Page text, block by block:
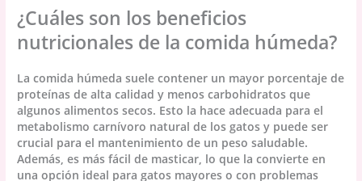
¿Cuáles son los beneficios
nutricionales de la comida húmeda?
La comida húmeda suele contener un mayor porcentaje de
proteínas de alta calidad y menos carbohidratos que
algunos alimentos secos. Esto la hace adecuada para el
metabolismo carnívoro natural de los gatos y puede ser
crucial para el mantenimiento de un peso saludable.
Además, es más fácil de masticar, lo que la convierte en
una opción ideal para gatos mayores o con problemas